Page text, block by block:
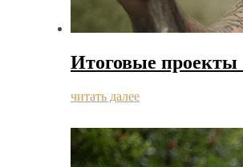
Итоговые проекты
читать далее